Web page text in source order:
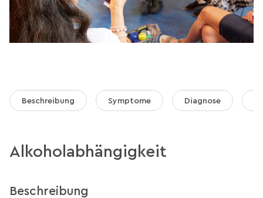
Beschreibung Symptome Diagnose
Alkoholabhängigkeit
Beschreibung